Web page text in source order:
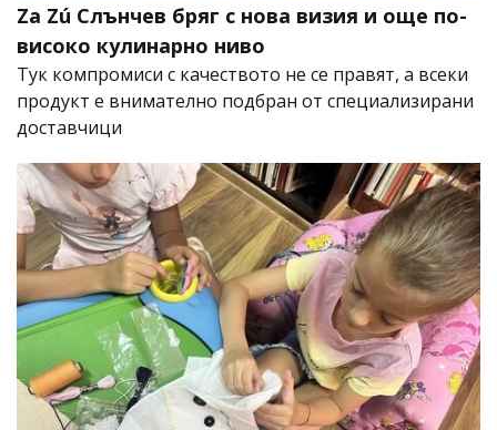
Za Zú Слънчев бряг с нова визия и още по-
високо кулинарно ниво
Тук компромиси с качеството не се правят, а всеки
продукт е внимателно подбран от специализирани
доставчици